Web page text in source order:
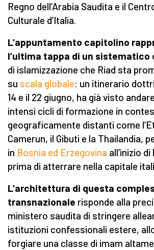
Regno dell’Arabia Saudita e il
Culturale d’Italia.
L’appuntamento capitolino
l’ultima tappa di un sistematico
di islamizzazione che Riad sta
su scala globale: un itinerario
14 e il 22 giugno, ha già visto
intensi cicli di formazione in
geograficamente distanti come
Camerun, il Gibuti e la Thailandia,
in Bosnia ed Erzegovina all’inizio
prima di atterrare nella capitale
L’architettura di questa
transnazionale risponde alla
ministero saudita di stringere
istituzioni confessionali estere,
forgiare una classe di imam